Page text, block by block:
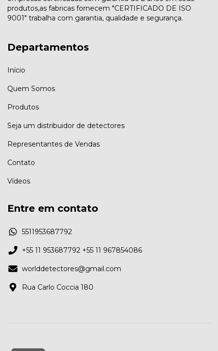
produtos,as fabricas fornecem "CERTIFICADO DE ISO
9001" trabalha com garantia, qualidade e segurança.
Departamentos
Início
Quem Somos
Produtos
Seja um distribuidor de detectores
Representantes de Vendas
Contato
Vídeos
Entre em contato
5511953687792
+55 11 953687792 +55 11 967854086
worlddetectores@gmail.com
Rua Carlo Coccia 180